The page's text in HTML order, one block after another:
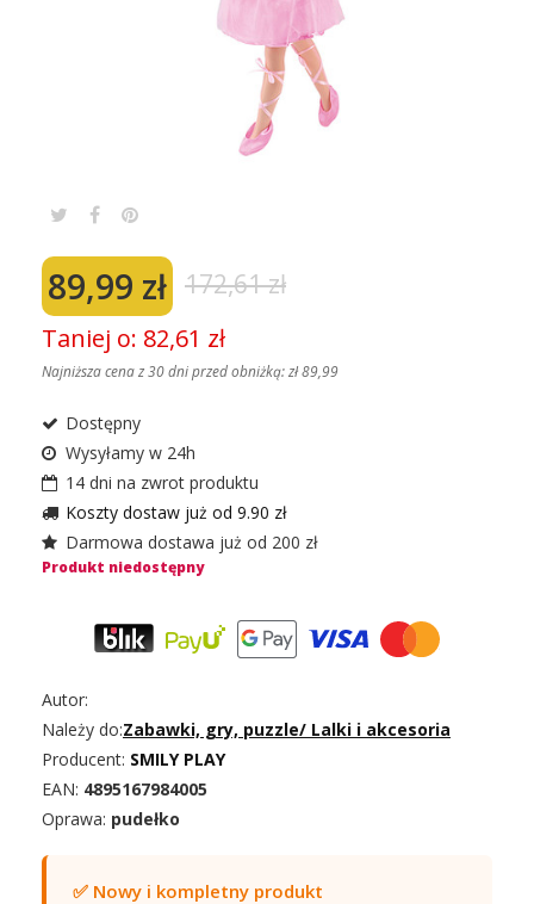
Autor:
Należy do:Zabawki, gry, puzzle/ Lalki i akcesoria
Producent: SMILY PLAY
EAN: 4895167984005
Oprawa: pudełko
✅ Nowy i kompletny produkt
89,99 zł 172,61 zł
Taniej o: 82,61 zł
Najniższa cena z 30 dni przed obniżką:zł 89,99
Dostępny
Wysyłamy w 24h
14 dni na zwrot produktu
Koszty dostaw już od 9.90 zł
Darmowa dostawa już od 200 zł
Produkt niedostępny